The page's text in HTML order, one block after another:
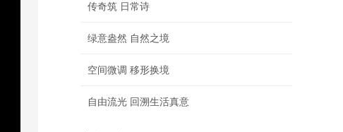
传奇筑 日常诗
绿意盎然 自然之境
空间微调 移形换境
自由流光 回溯生活真意